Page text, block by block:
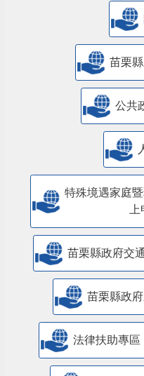
苗栗
公共
特殊境遇家庭
上
苗栗縣政府交
苗栗縣政
法律扶助專區